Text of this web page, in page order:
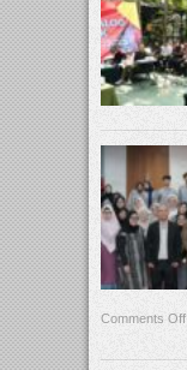
Comments Off